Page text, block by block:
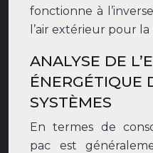
fonctionne à
l’air extérieur pour
ANALYSE DE
ÉNERGÉTIQUE
SYSTÈMES
En termes de
pac est